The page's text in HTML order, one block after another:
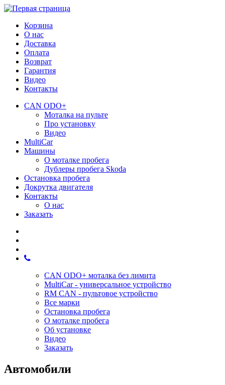
Корзина
О нас
Доставка
Оплата
Возврат
Гарантия
Видео
Контакты
CAN ODO+
Моталка на пульте
Про установку
Видео
MultiCar
Машины
О моталке пробега
Дублеры пробега Skoda
Остановка пробега
Докрутка двигателя
Контакты
О нас
Заказать
CAN ODO+ моталка без лимита
MultiCar - универсальное устройство
RM CAN - пультовое устройство
Все марки
Остановка пробега
О моталке пробега
Об установке
Видео
Заказать
Автомобили